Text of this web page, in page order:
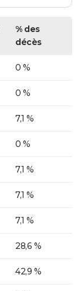
% des
décès
0 %
0 %
7,1 %
0 %
7,1 %
7,1 %
7,1 %
28,6 %
42,9 %